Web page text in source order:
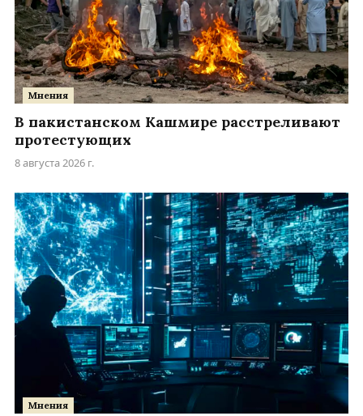
Мнения
В пакистанском Кашмире расстреливают
протестующих
8 августа 2026 г.
Мнения